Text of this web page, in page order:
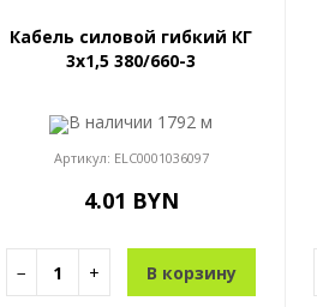
Кабель силовой гибкий КГ
3x1,5 380/660-3
В наличии 1792 м
Артикул: ELC0001036097
4.01 BYN
− + В корзину